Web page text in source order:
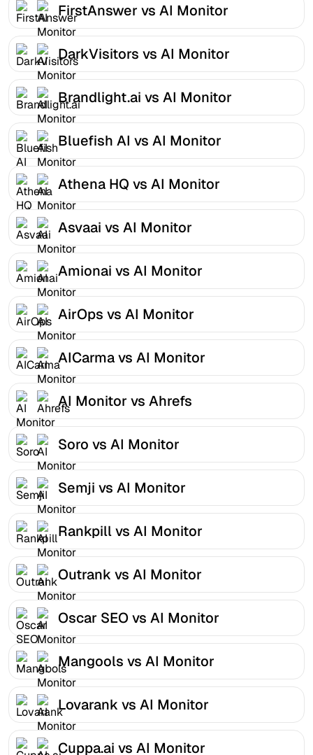
FirstAnswer vs AI Monitor
DarkVisitors vs AI Monitor
Brandlight.ai vs AI Monitor
Bluefish AI vs AI Monitor
Athena HQ vs AI Monitor
Asvaai vs AI Monitor
Amionai vs AI Monitor
AirOps vs AI Monitor
AICarma vs AI Monitor
AI Monitor vs Ahrefs
Soro vs AI Monitor
Semji vs AI Monitor
Rankpill vs AI Monitor
Outrank vs AI Monitor
Oscar SEO vs AI Monitor
Mangools vs AI Monitor
Lovarank vs AI Monitor
Cuppa.ai vs AI Monitor